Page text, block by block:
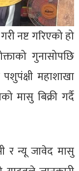
नष्ट गरिएको हो
गुनासोपछि
महाशाखा
मासु बिक्री गर्दै
र न्यू जावेद मासु